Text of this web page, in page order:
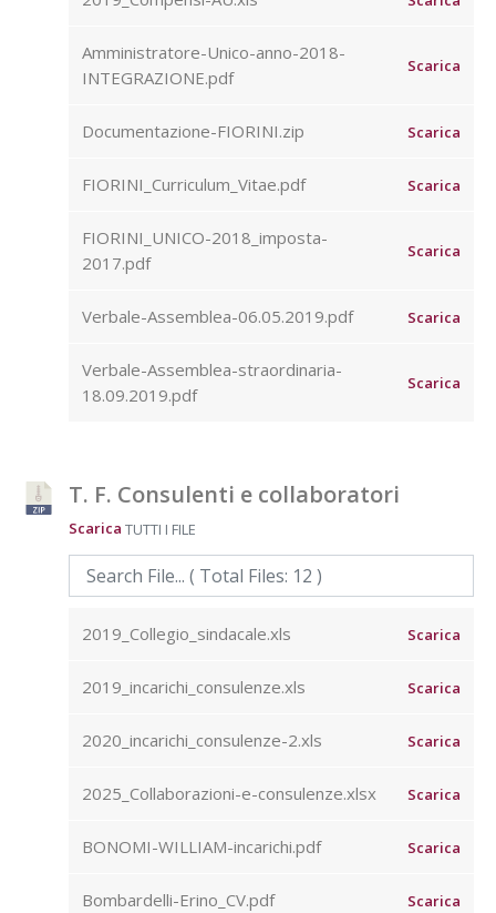
Amministratore-Unico-anno-2018-
INTEGRAZIONE.pdf
Scarica
Documentazione-FIORINI.zip Scarica
FIORINI_Curriculum_Vitae.pdf Scarica
FIORINI_UNICO-2018_imposta-
2017.pdf
Scarica
Verbale-Assemblea-06.05.2019.pdf Scarica
Verbale-Assemblea-straordinaria-
18.09.2019.pdf
Scarica
T. F. Consulenti e collaboratori
Scarica TUTTI I FILE
2019_Collegio_sindacale.xls Scarica
2019_incarichi_consulenze.xls Scarica
2020_incarichi_consulenze-2.xls Scarica
2025_Collaborazioni-e-consulenze.xlsx Scarica
BONOMI-WILLIAM-incarichi.pdf Scarica
Bombardelli-Erino_CV.pdf Scarica